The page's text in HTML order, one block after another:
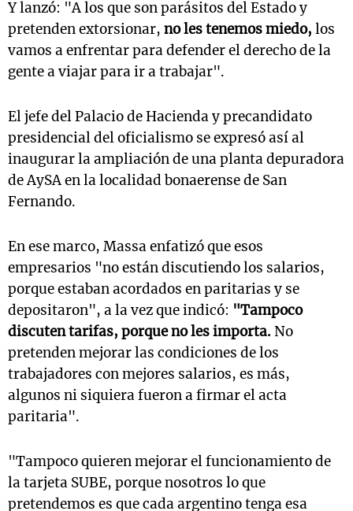
Y lanzó: "A los que son parásitos del Estado y
pretenden extorsionar, no les tenemos miedo, los
vamos a enfrentar para defender el derecho de la
gente a viajar para ir a trabajar".
El jefe del Palacio de Hacienda y precandidato
presidencial del oficialismo se expresó así al
inaugurar la ampliación de una planta depuradora
de AySA en la localidad bonaerense de San
Fernando.
En ese marco, Massa enfatizó que esos
empresarios "no están discutiendo los salarios,
porque estaban acordados en paritarias y se
depositaron", a la vez que indicó: "Tampoco
discuten tarifas, porque no les importa. No
pretenden mejorar las condiciones de los
trabajadores con mejores salarios, es más,
algunos ni siquiera fueron a firmar el acta
paritaria".
"Tampoco quieren mejorar el funcionamiento de
la tarjeta SUBE, porque nosotros lo que
pretendemos es que cada argentino tenga esa